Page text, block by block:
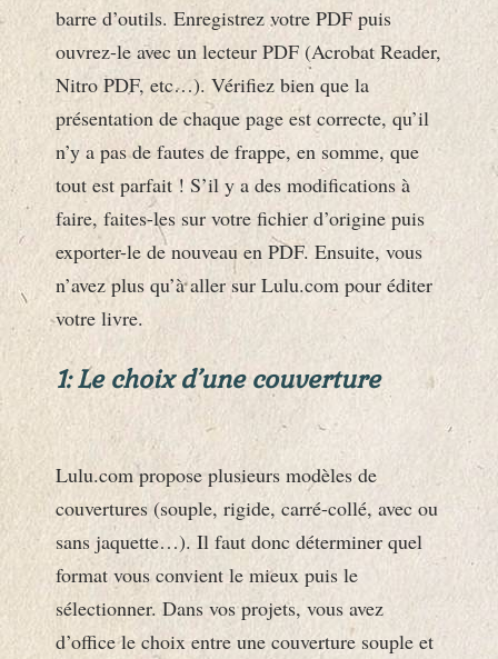
barre d’outils. Enregistrez votre PDF puis
ouvrez-le avec un lecteur PDF (Acrobat Reader,
Nitro PDF, etc…). Vérifiez bien que la
présentation de chaque page est correcte, qu’il
n’y a pas de fautes de frappe, en somme, que
tout est parfait ! S’il y a des modifications à
faire, faites-les sur votre fichier d’origine puis
exporter-le de nouveau en PDF. Ensuite, vous
n’avez plus qu’à aller sur Lulu.com pour éditer
votre livre.
1: Le choix d’une couverture
Lulu.com propose plusieurs modèles de
couvertures (souple, rigide, carré-collé, avec ou
sans jaquette…). Il faut donc déterminer quel
format vous convient le mieux puis le
sélectionner. Dans vos projets, vous avez
d’office le choix entre une couverture souple et